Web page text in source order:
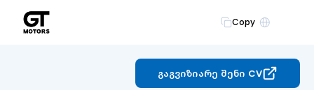
Copy
გაგვიზიარე შენი CV